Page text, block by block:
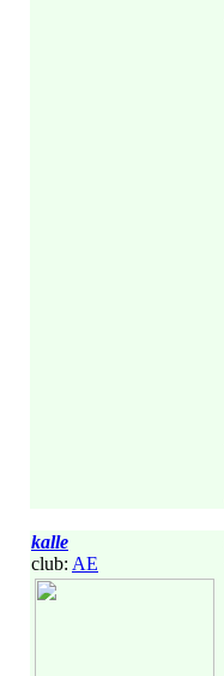
kalle
club: AE